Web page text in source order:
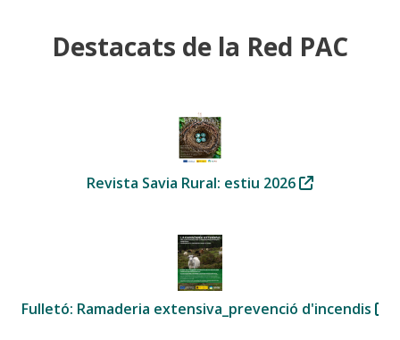
Destacats de la Red PAC
Revista Savia Rural: estiu 2026
Fulletó: Ramaderia extensiva_prevenció d'incendis